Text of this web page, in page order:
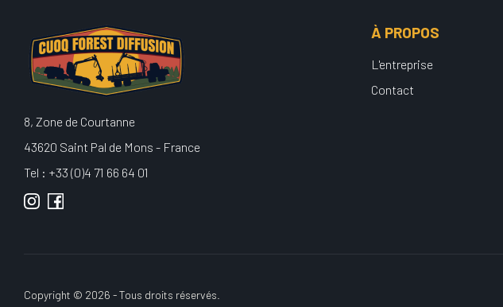
8, Zone de Courtanne
43620 Saint Pal de Mons - France
Tel : +33 (0)4 71 66 64 01
À PROPOS
L'entreprise
Contact
Copyright © 2026 - Tous droits réservés.